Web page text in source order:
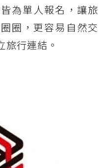
為單人報名，讓旅
圈，更容易自然交
旅行連結。